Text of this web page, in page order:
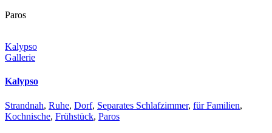
Paros
Kalypso
Gallerie
Kalypso
Strandnah, Ruhe, Dorf, Separates Schlafzimmer, für Familien,
Kochnische, Frühstück, Paros